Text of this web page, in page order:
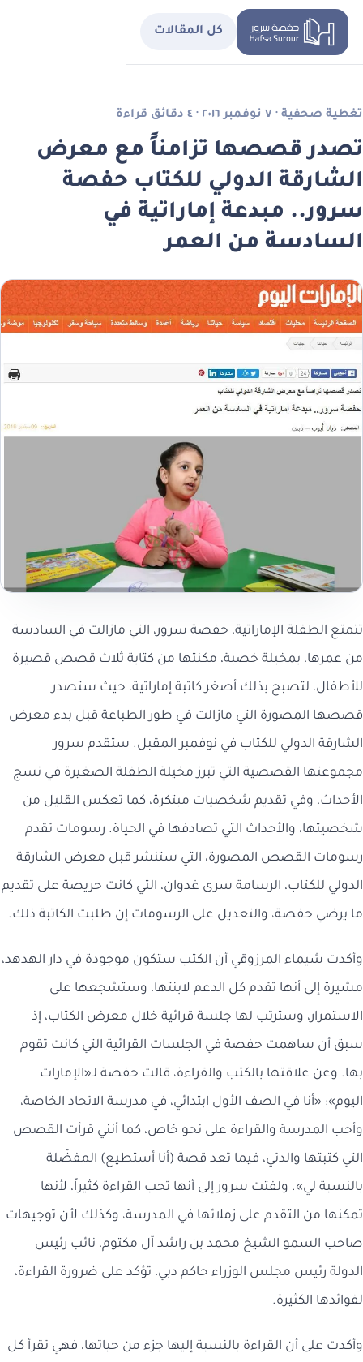
كل المقالات
تغطية صحفية · ٧ نوفمبر ٢٠١٦ · ٤ دقائق قراءة
تصدر قصصها تزامناً مع معرض
الشارقة الدولي للكتاب حفصة
سرور.. مبدعة إماراتية في
السادسة من العمر
تتمتع الطفلة الإماراتية، حفصة سرور، التي مازالت في السادسة
من عمرها، بمخيلة خصبة، مكنتها من كتابة ثلاث قصص قصيرة
للأطفال، لتصبح بذلك أصغر كاتبة إماراتية، حيث ستصدر
قصصها المصورة التي مازالت في طور الطباعة قبل بدء معرض
الشارقة الدولي للكتاب في نوفمبر المقبل. ستقدم سرور
مجموعتها القصصية التي تبرز مخيلة الطفلة الصغيرة في نسج
الأحداث، وفي تقديم شخصيات مبتكرة، كما تعكس القليل من
شخصيتها، والأحداث التي تصادفها في الحياة. رسومات تقدم
رسومات القصص المصورة، التي ستنشر قبل معرض الشارقة
الدولي للكتاب، الرسامة سرى غدوان، التي كانت حريصة على تقديم
ما يرضي حفصة، والتعديل على الرسومات إن طلبت الكاتبة ذلك.
وأكدت شيماء المرزوقي أن الكتب ستكون موجودة في دار الهدهد،
مشيرة إلى أنها تقدم كل الدعم لابنتها، وستشجعها على
الاستمرار، وسترتب لها جلسة قرائية خلال معرض الكتاب، إذ
سبق أن ساهمت حفصة في الجلسات القرائية التي كانت تقوم
بها. وعن علاقتها بالكتب والقراءة، قالت حفصة لـ«الإمارات
اليوم»: «أنا في الصف الأول ابتدائي، في مدرسة الاتحاد الخاصة،
وأحب المدرسة والقراءة على نحو خاص، كما أنني قرأت القصص
التي كتبتها والدتي، فيما تعد قصة (أنا أستطيع) المفضّلة
بالنسبة لي». ولفتت سرور إلى أنها تحب القراءة كثيراً، لأنها
تمكنها من التقدم على زملائها في المدرسة، وكذلك لأن توجيهات
صاحب السمو الشيخ محمد بن راشد آل مكتوم، نائب رئيس
الدولة رئيس مجلس الوزراء حاكم دبي، تؤكد على ضرورة القراءة،
لفوائدها الكثيرة.
وأكدت على أن القراءة بالنسبة إليها جزء من حياتها، فهي تقرأ كل